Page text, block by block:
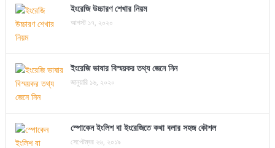
ইংরেজি উচ্চারণ শেখার নিয়ম
আগস্ট ১৭, ২০২০
ইংরেজি ভাষার বিস্ময়কর তথ্য জেনে নিন
জানুয়ারি ১৬, ২০২০
স্পোকেন ইংলিশ বা ইংরেজিতে কথা বলার সহজ কৌশল
সেপ্টেম্বর ২৬, ২০১৯